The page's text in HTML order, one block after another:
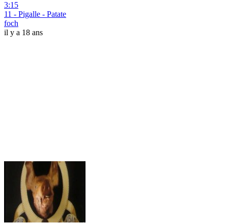
3:15
11 - Pigalle - Patate
foch
il y a 18 ans